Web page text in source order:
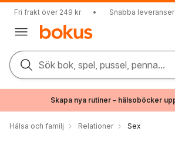
Fri frakt över 249 kr • Snabba leveranser
Sök bok, spel, pussel, penna...
Skapa nya rutiner – hälsoböcker
Hälsa och familj Relationer Sex